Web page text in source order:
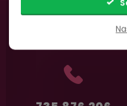
Nevíte si rady